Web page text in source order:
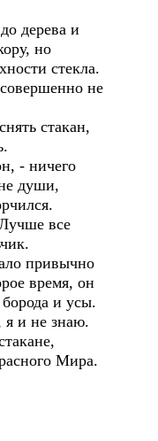
дерева и
но
стекла.
не
стакан,
- ничего
души,
все
привычно
время, он
и усы.
и не знаю.
Мира.